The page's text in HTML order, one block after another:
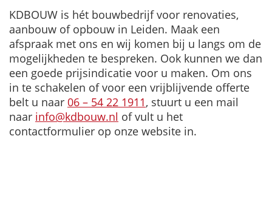
KDBOUW is hét bouwbedrijf voor renovaties,
aanbouw of opbouw in Leiden. Maak een
afspraak met ons en wij komen bij u langs om de
mogelijkheden te bespreken. Ook kunnen we dan
een goede prijsindicatie voor u maken. Om ons
in te schakelen of voor een vrijblijvende offerte
belt u naar 06 – 54 22 1911, stuurt u een mail
naar info@kdbouw.nl of vult u het
contactformulier op onze website in.